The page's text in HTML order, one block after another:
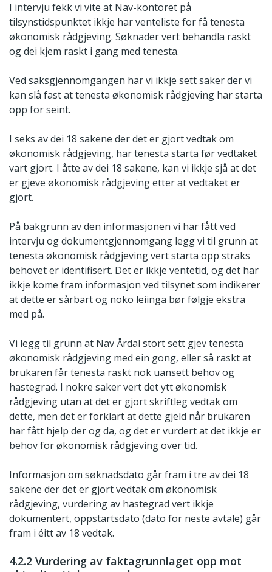
I intervju fekk vi vite at Nav-kontoret på
tilsynstidspunktet ikkje har venteliste for få tenesta
økonomisk rådgjeving. Søknader vert behandla raskt
og dei kjem raskt i gang med tenesta.
Ved saksgjennomgangen har vi ikkje sett saker der vi
kan slå fast at tenesta økonomisk rådgjeving har starta
opp for seint.
I seks av dei 18 sakene der det er gjort vedtak om
økonomisk rådgjeving, har tenesta starta før vedtaket
vart gjort. I åtte av dei 18 sakene, kan vi ikkje sjå at det
er gjeve økonomisk rådgjeving etter at vedtaket er
gjort.
På bakgrunn av den informasjonen vi har fått ved
intervju og dokumentgjennomgang legg vi til grunn at
tenesta økonomisk rådgjeving vert starta opp straks
behovet er identifisert. Det er ikkje ventetid, og det har
ikkje kome fram informasjon ved tilsynet som indikerer
at dette er sårbart og noko leiinga bør følgje ekstra
med på.
Vi legg til grunn at Nav Årdal stort sett gjev tenesta
økonomisk rådgjeving med ein gong, eller så raskt at
brukaren får tenesta raskt nok uansett behov og
hastegrad. I nokre saker vert det ytt økonomisk
rådgjeving utan at det er gjort skriftleg vedtak om
dette, men det er forklart at dette gjeld når brukaren
har fått hjelp der og da, og det er vurdert at det ikkje er
behov for økonomisk rådgjeving over tid.
Informasjon om søknadsdato går fram i tre av dei 18
sakene der det er gjort vedtak om økonomisk
rådgjeving, vurdering av hastegrad vert ikkje
dokumentert, oppstartsdato (dato for neste avtale) går
fram i éitt av 18 vedtak.
4.2.2 Vurdering av faktagrunnlaget opp mot